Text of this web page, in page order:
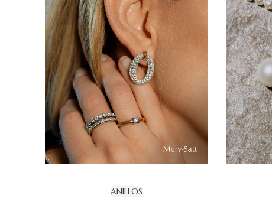
ANILLOS